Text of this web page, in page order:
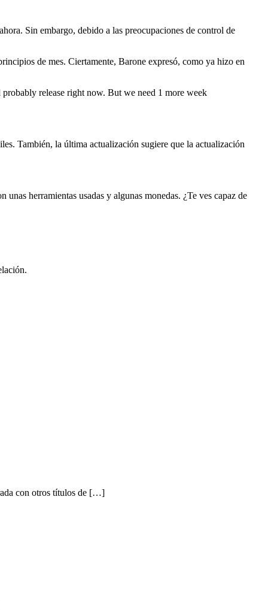
Sin embargo, debido a las preocupaciones de control de
de mes. Ciertamente, Barone expresó, como ya hizo en
release right now. But we need 1 more week
También, la última actualización sugiere que la actualización
herramientas usadas y algunas monedas. ¿Te ves capaz de
con otros títulos de […]